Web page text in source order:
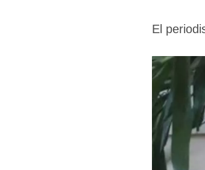
El